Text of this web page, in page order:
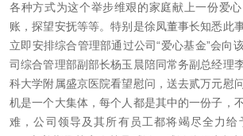
各种方式为这个举步维艰的家庭献上一份爱
账，探望安抚等等。特别是徐凤董事长知悉此
立即安排综合管理部通过公司“爱心基金”会向
司综合管理部副部长杨玉晨陪同常务副总经理
科大学附属盛京医院看望慰问，送去贰万元慰
机是一个大集体，每个人都是其中的一份子，
难，公司领导及其所有员工都将竭尽全力给